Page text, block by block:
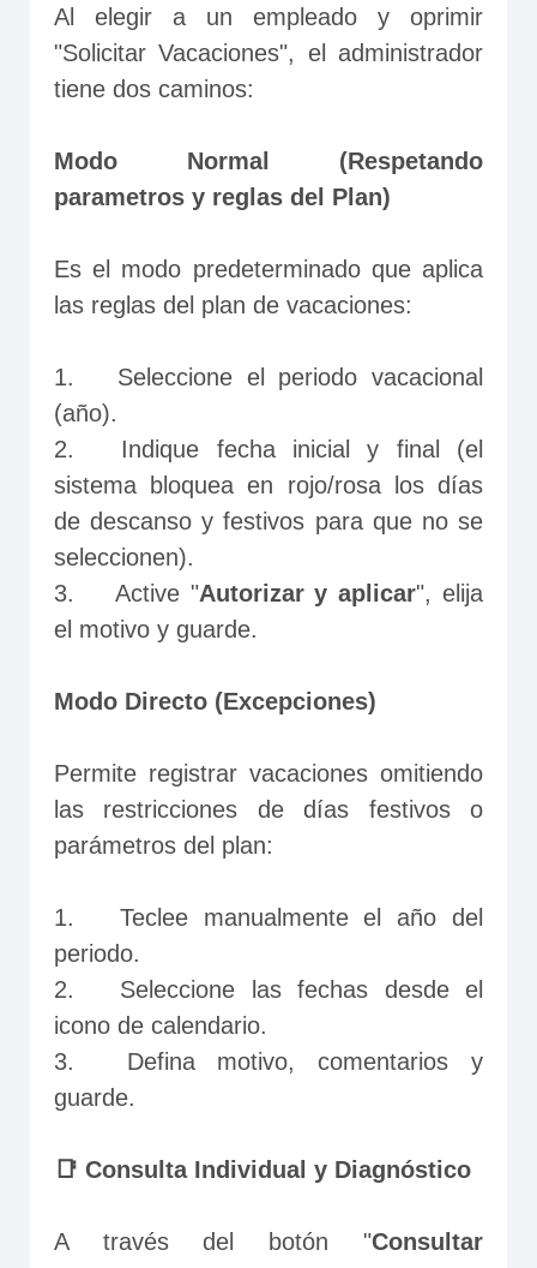
Al elegir a un empleado y oprimir
"Solicitar Vacaciones", el administrador
tiene dos caminos:
Modo Normal (Respetando
parametros y reglas del Plan)
Es el modo predeterminado que aplica
las reglas del plan de vacaciones:
1.	Seleccione el periodo vacacional
(año).
2.	Indique fecha inicial y final (el
sistema bloquea en rojo/rosa los días
de descanso y festivos para que no se
seleccionen).
3.	Active "Autorizar y aplicar", elija
el motivo y guarde.
Modo Directo (Excepciones)
Permite registrar vacaciones omitiendo
las restricciones de días festivos o
parámetros del plan:
1.	Teclee manualmente el año del
periodo.
2.	Seleccione las fechas desde el
icono de calendario.
3.	Defina motivo, comentarios y
guarde.
📑 Consulta Individual y Diagnóstico
A través del botón "Consultar